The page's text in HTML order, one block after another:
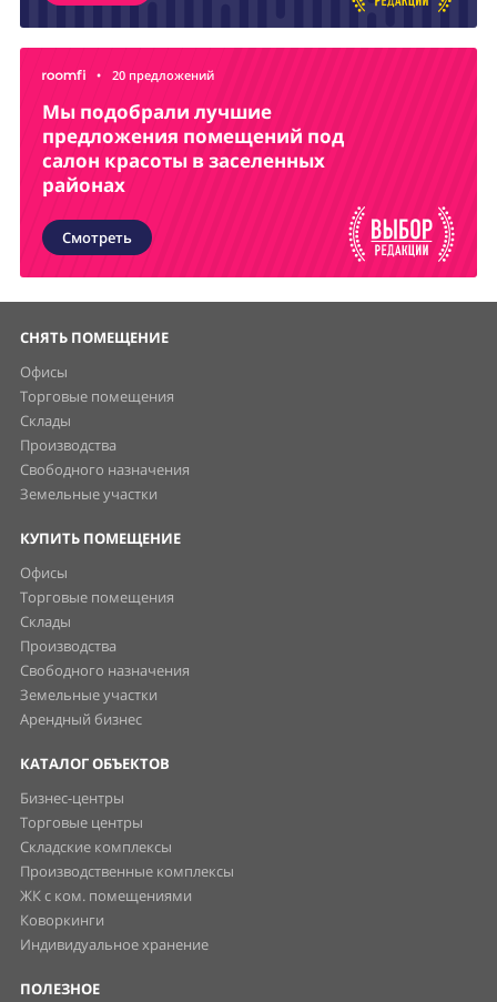
• 20 предложений
Мы подобрали лучшие
предложения помещений под
салон красоты в заселенных
районах
Смотреть
СНЯТЬ ПОМЕЩЕНИЕ
Офисы
Торговые помещения
Склады
Производства
Свободного назначения
Земельные участки
КУПИТЬ ПОМЕЩЕНИЕ
Офисы
Торговые помещения
Склады
Производства
Свободного назначения
Земельные участки
Арендный бизнес
КАТАЛОГ ОБЪЕКТОВ
Бизнес-центры
Торговые центры
Складские комплексы
Производственные комплексы
ЖК с ком. помещениями
Коворкинги
Индивидуальное хранение
ПОЛЕЗНОЕ